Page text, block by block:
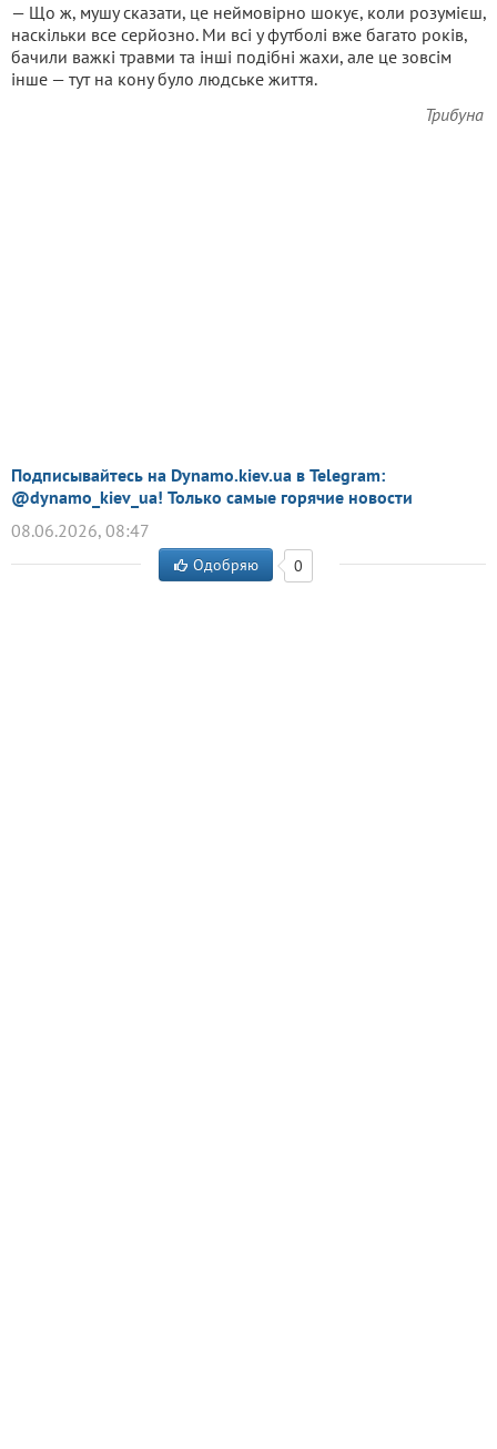
— Що ж, мушу сказати, це неймовірно шокує, коли розумієш,
наскільки все серйозно. Ми всі у футболі вже багато років,
бачили важкі травми та інші подібні жахи, але це зовсім
інше — тут на кону було людське життя.
Трибуна
Подписывайтесь на Dynamo.kiev.ua в Telegram:
@dynamo_kiev_ua! Только самые горячие новости
08.06.2026, 08:47
Одобряю 0